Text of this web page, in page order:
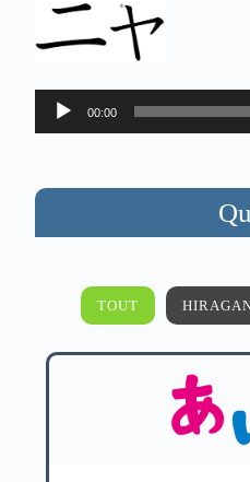
Lecteur
audio
00:00
TOUT